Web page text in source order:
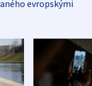
evropskými